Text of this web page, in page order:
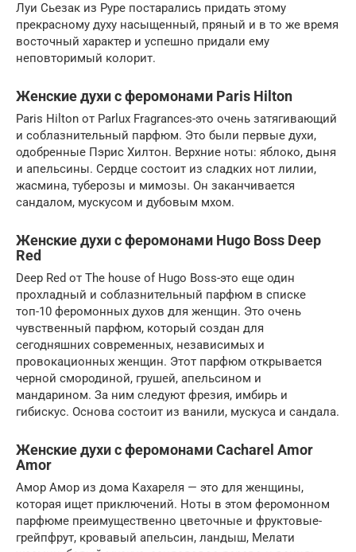
Луи Сьезак из Руре постарались придать этому
прекрасному духу насыщенный, пряный и в то же время
восточный характер и успешно придали ему
неповторимый колорит.
Женские духи с феромонами Paris Hilton
Paris Hilton от Parlux Fragrances-это очень затягивающий
и соблазнительный парфюм. Это были первые духи,
одобренные Пэрис Хилтон. Верхние ноты: яблоко, дыня
и апельсины. Сердце состоит из сладких нот лилии,
жасмина, туберозы и мимозы. Он заканчивается
сандалом, мускусом и дубовым мхом.
Женские духи с феромонами Hugo Boss Deep
Red
Deep Red от The house of Hugo Boss-это еще один
прохладный и соблазнительный парфюм в списке
топ-10 феромонных духов для женщин. Это очень
чувственный парфюм, который создан для
сегодняшних современных, независимых и
провокационных женщин. Этот парфюм открывается
черной смородиной, грушей, апельсином и
мандарином. За ним следуют фрезия, имбирь и
гибискус. Основа состоит из ванили, мускуса и сандала.
Женские духи с феромонами Cacharel Amor
Amor
Амор Амор из дома Кахареля — это для женщины,
которая ищет приключений. Ноты в этом феромонном
парфюме преимущественно цветочные и фруктовые-
грейпфрут, кровавый апельсин, ландыш, Мелати